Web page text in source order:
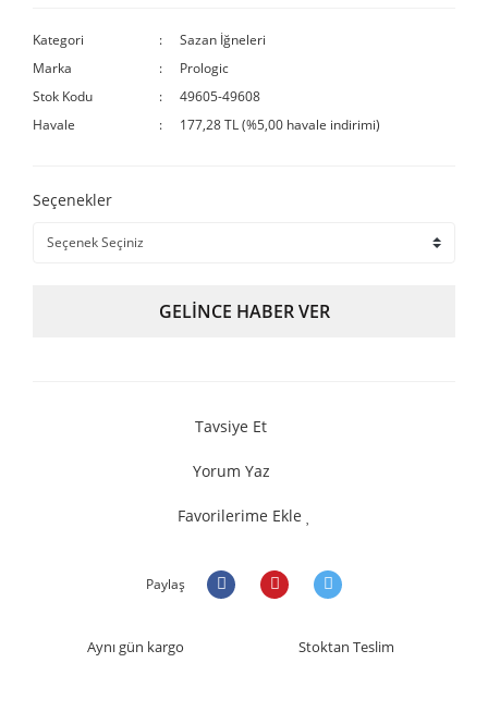
Kategori
Sazan İğneleri
Marka
Prologic
Stok Kodu
49605-49608
Havale
177,28 TL (%5,00 havale indirimi)
Seçenekler
GELİNCE HABER VER
Tavsiye Et
Yorum Yaz
Favorilerime Ekle
Paylaş
Aynı gün kargo Stoktan Teslim